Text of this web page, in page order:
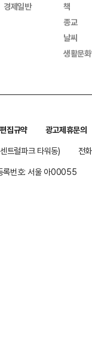
경제일반
책
종교
날씨
생활문
편집규약
광고제휴문의
트럴파크 타워동)
전
록번호: 서울 아00055